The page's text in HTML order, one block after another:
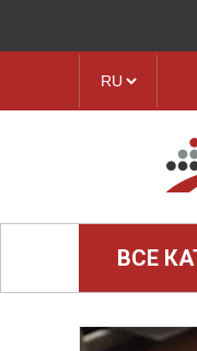
ВСЕ
Паронит